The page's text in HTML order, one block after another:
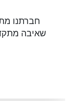
חברתנו
שאיבה